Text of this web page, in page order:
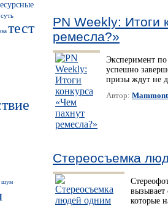
тест
шум
PN Weekly: Итоги
ремесла?»
Эксперимент по
успешно
призы ждут не
Автор: Mammont
Стереосъемка
вызывает
которые